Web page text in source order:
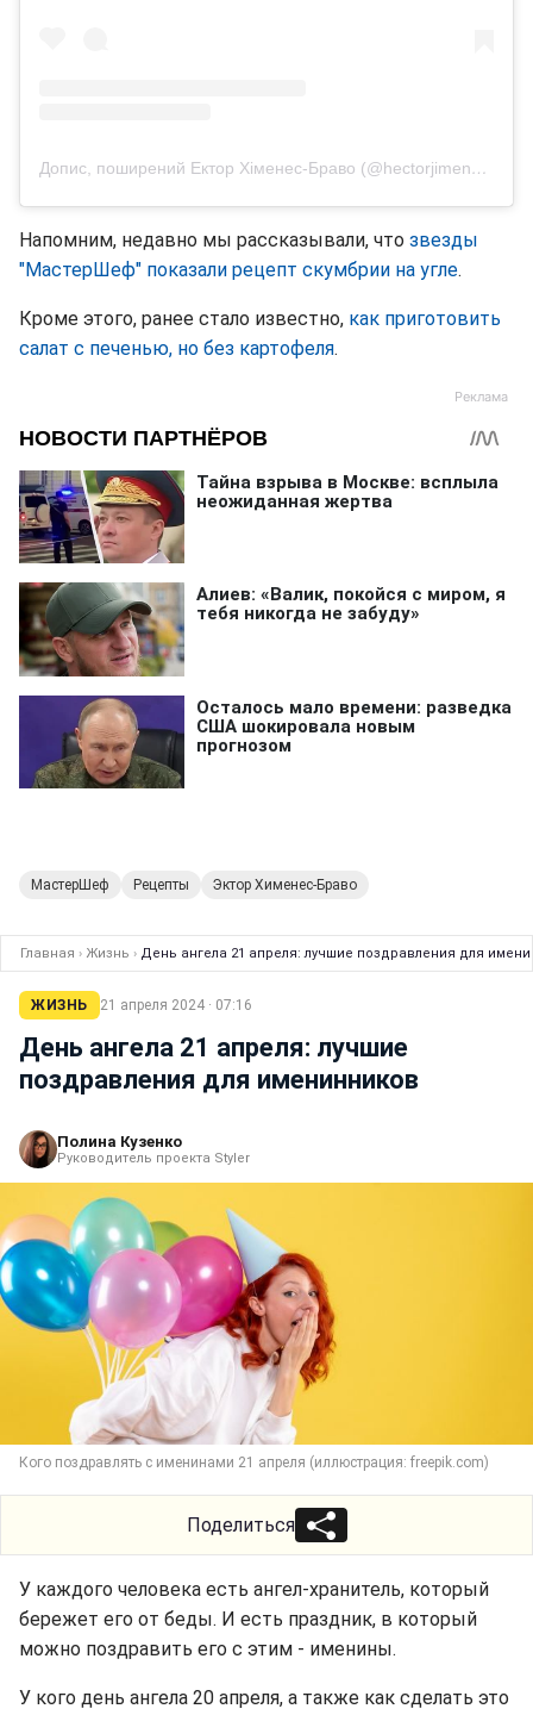
Допис, поширений Ектор Хіменес-Браво (@hectorjimenezbravo)
Напомним, недавно мы рассказывали, что звезды
"МастерШеф" показали рецепт скумбрии на угле.
Кроме этого, ранее стало известно, как приготовить
салат с печенью, но без картофеля.
МастерШеф Рецепты Эктор Хименес-Браво
Главная › Жизнь › День ангела 21 апреля: лучшие поздравления для
ЖИЗНЬ 21 апреля 2024 · 07:16
День ангела 21 апреля: лучшие
поздравления для именинников
Полина Кузенко
Руководитель проекта Styler
Кого поздравлять с именинами 21 апреля (иллюстрация: freepik.com)
Поделиться
У каждого человека есть ангел-хранитель, который
бережет его от беды. И есть праздник, в который
можно поздравить его с этим - именины.
У кого день ангела 20 апреля, а также как сделать это